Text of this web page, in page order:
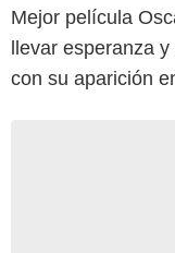
Mejor película
llevar esperanza
con su aparición